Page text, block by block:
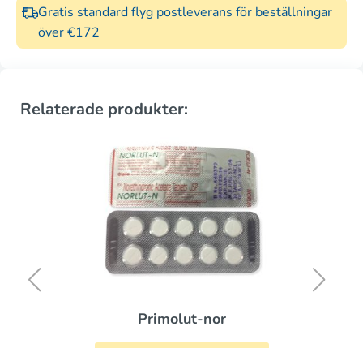
Gratis standard flyg postleverans för beställningar
över €172
Relaterade produkter:
Primolut-nor